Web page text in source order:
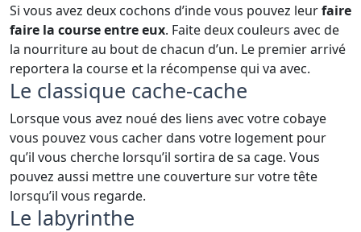
Si vous avez deux cochons d’inde vous pouvez leurfaire
faire la course entre eux. Faite deux couleurs avec de
la nourriture au bout de chacun d’un. Le premier arrivé
reportera la course et la récompense qui va avec.
Le classique cache-cache
Lorsque vous avez noué des liens avec votre cobaye
vous pouvez vous cacher dans votre logement pour
qu’il vous cherche lorsqu’il sortira de sa cage. Vous
pouvez aussi mettre une couverture sur votre tête
lorsqu’il vous regarde.
Le labyrinthe